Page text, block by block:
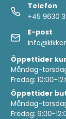
Telefon
+45 9630
E-post
Öppettider
Måndag-
Fredag: 10:00-
Öppettider
Måndag-
Fredag: 9:00-